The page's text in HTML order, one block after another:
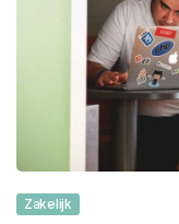
Zakelijk